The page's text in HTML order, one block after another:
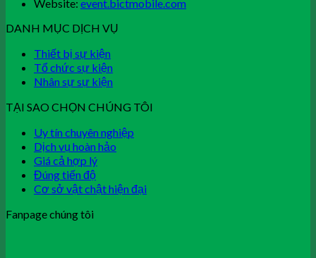
Website: event.bictmobile.com
DANH MỤC DỊCH VỤ
Thiết bị sự kiện
Tổ chức sự kiện
Nhân sự sự kiện
TẠI SAO CHỌN CHÚNG TÔI
Uy tín chuyên nghiệp
Dịch vụ hoàn hảo
Giá cả hợp lý
Đúng tiến độ
Cơ sở vật chật hiện đại
Fanpage chúng tôi